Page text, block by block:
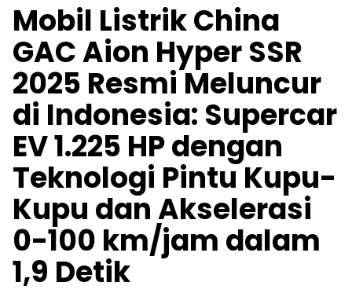
Mobil Listrik China
GAC Aion Hyper SSR
2025 Resmi Meluncur
di Indonesia: Supercar
EV 1.225 HP dengan
Teknologi Pintu Kupu-
Kupu dan Akselerasi
0-100 km/jam dalam
1,9 Detik